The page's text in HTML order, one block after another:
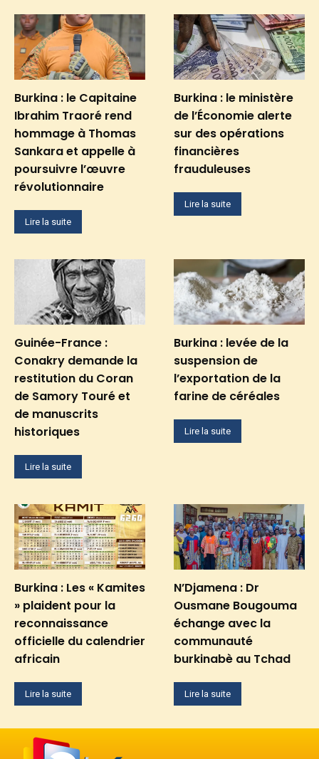
Burkina : le Capitaine
Ibrahim Traoré rend
hommage à Thomas
Sankara et appelle à
poursuivre l’œuvre
révolutionnaire
Lire la suite
Burkina : le ministère
de l’Économie alerte
sur des opérations
financières
frauduleuses
Lire la suite
Guinée-France :
Conakry demande la
restitution du Coran
de Samory Touré et
de manuscrits
historiques
Lire la suite
Burkina : levée de la
suspension de
l’exportation de la
farine de céréales
Lire la suite
Burkina : Les « Kamites
» plaident pour la
reconnaissance
officielle du calendrier
africain
Lire la suite
N’Djamena : Dr
Ousmane Bougouma
échange avec la
communauté
burkinabè au Tchad
Lire la suite